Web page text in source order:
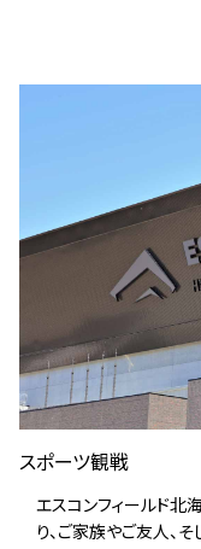
スポーツ観戦
エスコンフィールド北
り、ご家族やご友人、